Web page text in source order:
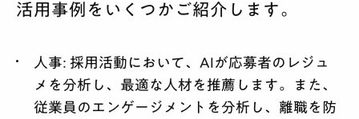
活用事例をいくつかご紹介します。
人事: 採用活動において、AIが応募者のレジュ
メを分析し、最適な人材を推薦します。また、
従業員のエンゲージメントを分析し、離職を防